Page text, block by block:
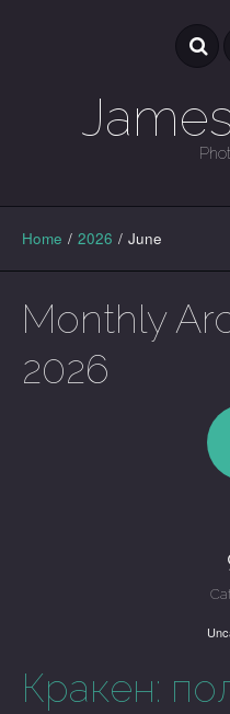
Home / 2026 / June
Monthly
2026
Кракен: